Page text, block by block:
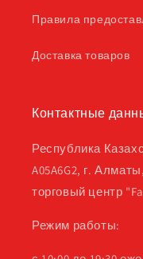
Правила
Доставка товаров
Контактные
Республика
A05A6G2, г.
торговый центр
Режим работы: